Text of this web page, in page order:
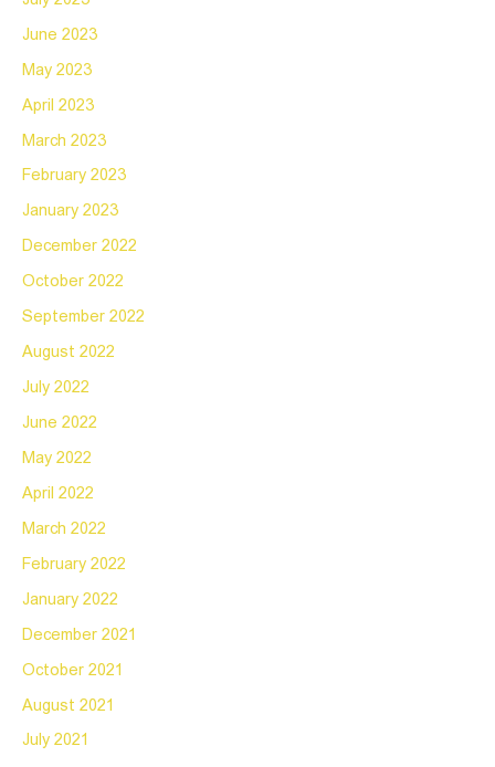
June 2023
May 2023
April 2023
March 2023
February 2023
January 2023
December 2022
October 2022
September 2022
August 2022
July 2022
June 2022
May 2022
April 2022
March 2022
February 2022
January 2022
December 2021
October 2021
August 2021
July 2021